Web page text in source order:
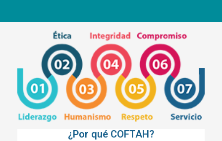
¿Por qué COFTAH?